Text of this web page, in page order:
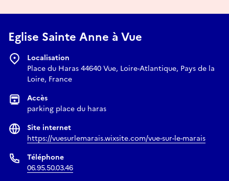
Eglise Sainte Anne à Vue
Localisation
Place du Haras 44640 Vue, Loire-Atlantique, Pays de la
Loire, France
Accès
parking place du haras
Site internet
https://vuesurlemarais.wixsite.com/vue-sur-le-marais
Téléphone
06.95.50.03.46